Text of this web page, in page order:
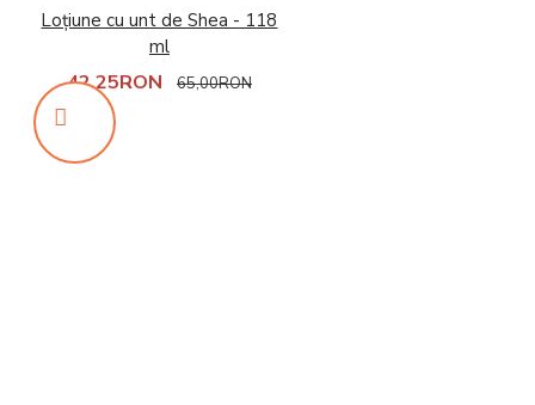
Loțiune cu unt de Shea - 118
ml
42,25RON 65,00RON